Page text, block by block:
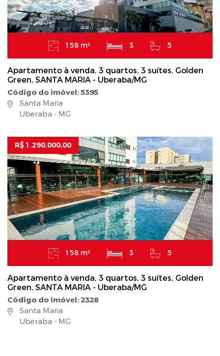
158 m² 3 5
Apartamento à venda, 3 quartos, 3 suítes, Golden
Green, SANTA MARIA - Uberaba/MG
Código do imóvel: 5395
Santa Maria
Uberaba - MG
R$ 1.290.000,00
158 m² 3 5
Apartamento à venda, 3 quartos, 3 suítes, Golden
Green, SANTA MARIA - Uberaba/MG
Código do imóvel: 2328
Santa Maria
Uberaba - MG